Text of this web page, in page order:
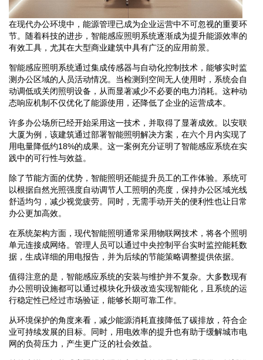
在现代办公环境中，能源管理已成为企业运营中不可忽视的重要环
节。随着科技的进步，智能感应照明系统逐渐成为提升能源效率的
有效工具，尤其在大型商业建筑中具有广泛的应用前景。
智能感应照明系统通过集成传感器与自动化控制技术，能够实时监
测办公区域的人员活动情况。当检测到空间无人使用时，系统会自
动调低或关闭照明设备，从而显著减少不必要的电力消耗。这种动
态响应机制不仅优化了能源使用，还降低了企业的运营成本。
许多办公场所已经开始采用这一技术，并取得了显著成效。以安联
大厦为例，该建筑通过部署智能照明解决方案，在六个月内实现了
用电量降低约18%的成果。这一案例充分证明了智能感应系统在实
践中的可行性与效益。
除了节能方面的优势，智能照明还能提升员工的工作体验。系统可
以根据自然光照强度自动调节人工照明的亮度，保持办公区域光线
舒适均匀，减少视觉疲劳。同时，无需手动开关的便利性也让日常
办公更加高效。
在系统架构方面，现代智能照明通常采用物联网技术，将各个照明
单元连接成网络。管理人员可以通过中央控制平台实时监控能耗数
据，生成详细的用电报告，并为后续的节能策略调整提供依据。
值得注意的是，智能感应系统的安装与维护并不复杂。大多数现有
办公照明设施都可以通过模块化升级改造实现智能化，且系统的运
行稳定性已经过市场验证，能够长期可靠工作。
从环境保护的角度来看，减少能源消耗直接降低了碳排放，符合企
业可持续发展的目标。同时，用电效率的提升也有助于缓解城市电
网的负荷压力，产生更广泛的社会效益。